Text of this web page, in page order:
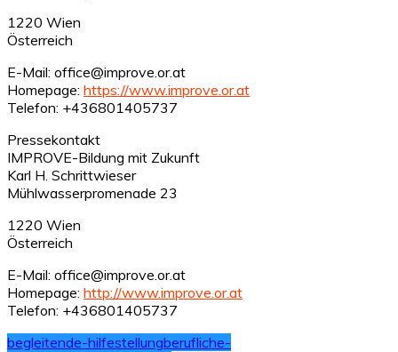
1220 Wien
Österreich
E-Mail: office@improve.or.at
Homepage: https://www.improve.or.at
Telefon: +436801405737
Pressekontakt
IMPROVE-Bildung mit Zukunft
Karl H. Schrittwieser
Mühlwasserpromenade 23
1220 Wien
Österreich
E-Mail: office@improve.or.at
Homepage: http://www.improve.or.at
Telefon: +436801405737
begleitende-hilfestellungberufliche-